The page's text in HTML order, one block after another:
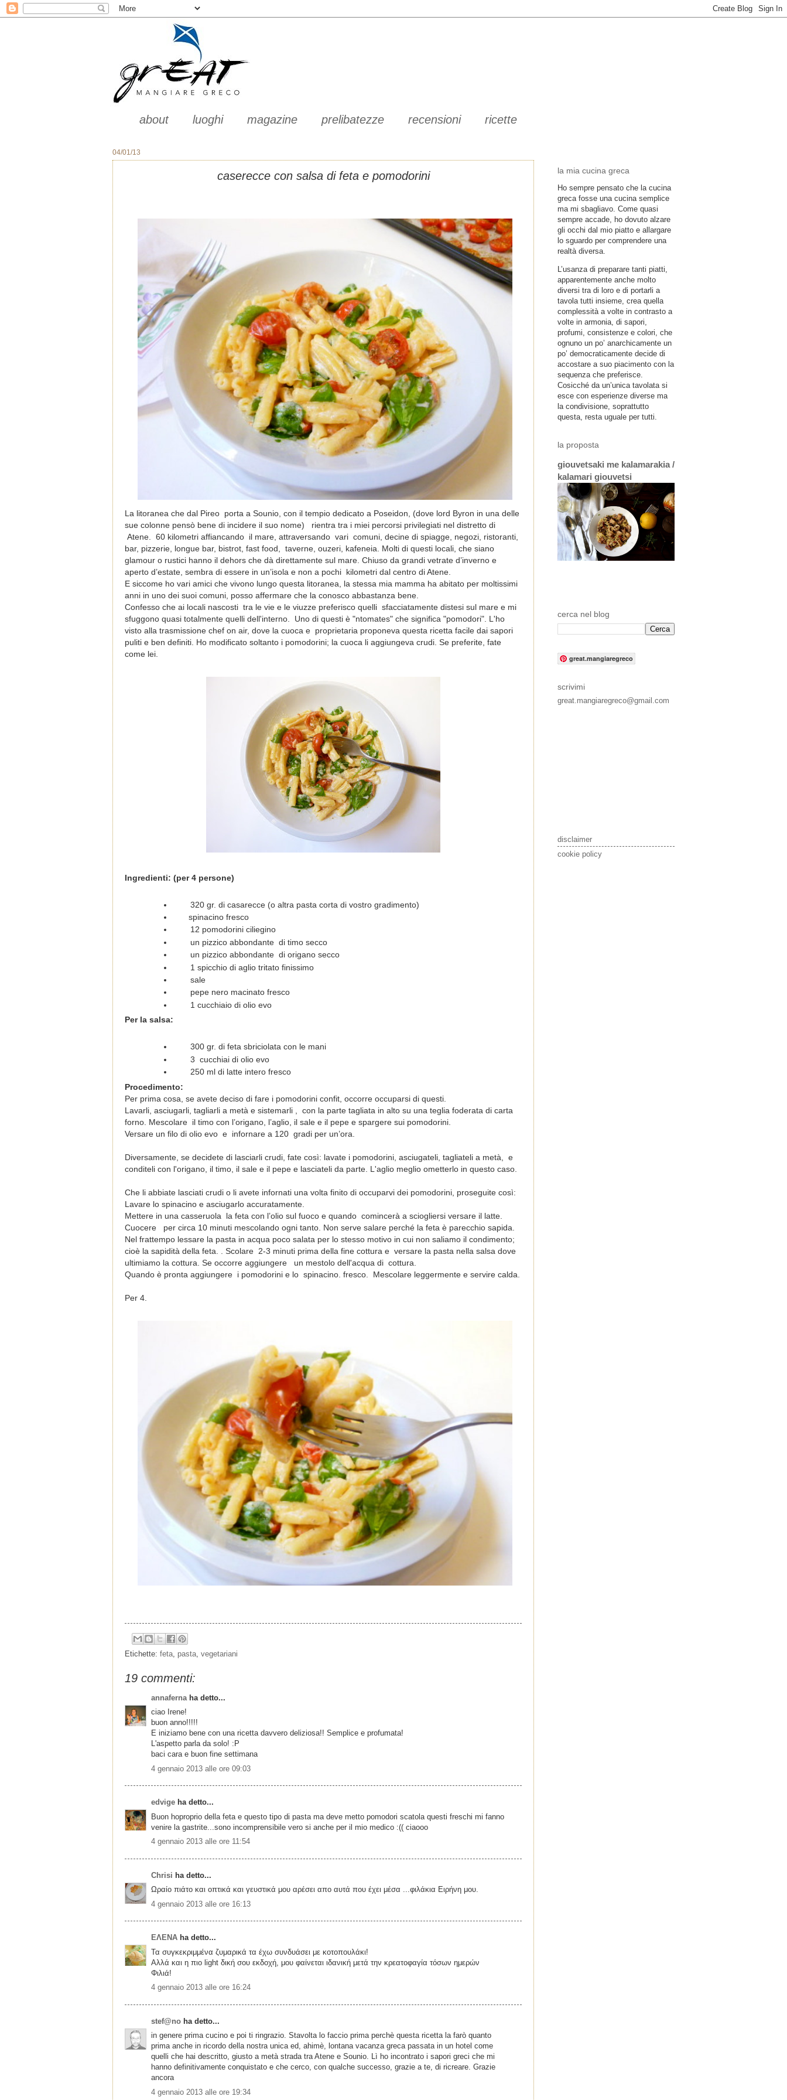
about luoghi magazine prelibatezze recensioni ricette
04/01/13
caserecce con salsa di feta e pomodorini
La litoranea che dal Pireo porta a Sounio, con il tempio dedicato a Poseidon, (dove lord Byron in una delle
sue colonne pensò bene di incidere il suo nome)
rientra tra i miei percorsi privilegiati nel distretto di
Atene.
60 kilometri affiancando il mare, attraversando vari comuni, decine di spiagge, negozi, ristoranti,
bar, pizzerie, longue bar, bistrot, fast food,
taverne, ouzeri, kafeneia. Molti di questi locali, che siano
glamour o rustici hanno il dehors che dà direttamente sul mare. Chiuso da grandi vetrate d’inverno e
aperto d’estate, sembra di essere in un’isola e non a pochi kilometri dal centro di Atene.
E siccome ho vari amici che vivono lungo questa litoranea, la stessa mia mamma ha abitato per moltissimi
anni in uno dei suoi comuni, posso affermare che la conosco abbastanza bene.
Confesso che ai locali nascosti tra le vie e le viuzze preferisco quelli sfacciatamente distesi sul mare e mi
sfuggono quasi totalmente quelli dell'interno. Uno di questi è "ntomates" che significa "pomodori". L'ho
visto alla trasmissione chef on air, dove la cuoca e proprietaria proponeva questa ricetta facile dai sapori
puliti e ben definiti. Ho modificato soltanto i pomodorini; la cuoca li aggiungeva crudi. Se preferite, fate
come lei.
Ingredienti: (per 4 persone)
320 gr. di casarecce (o altra pasta corta di vostro gradimento)
spinacino fresco
12 pomodorini ciliegino
un pizzico abbondante di timo secco
un pizzico abbondante di origano secco
1 spicchio di aglio tritato finissimo
sale
pepe nero macinato fresco
1 cucchiaio di olio evo
Per la salsa:
300 gr. di feta sbriciolata con le mani
3 cucchiai di olio evo
250 ml di latte intero fresco
Procedimento:
Per prima cosa, se avete deciso di fare i pomodorini confit, occorre occuparsi di questi.
Lavarli, asciugarli, tagliarli a metà e sistemarli , con la parte tagliata in alto su una teglia foderata di carta
forno. Mescolare il timo con l’origano, l’aglio, il sale e il pepe e spargere sui pomodorini.
Versare un filo di olio evo e infornare a 120 gradi per un’ora.
Diversamente, se decidete di lasciarli crudi, fate così: lavate i pomodorini, asciugateli, tagliateli a metà, e
conditeli con l'origano, il timo, il sale e il pepe e lasciateli da parte. L'aglio meglio ometterlo in questo caso.
Che li abbiate lasciati crudi o li avete infornati una volta finito di occuparvi dei pomodorini, proseguite così:
Lavare lo spinacino e asciugarlo accuratamente.
Mettere in una casseruola la feta con l’olio sul fuoco e quando comincerà a sciogliersi versare il latte.
Cuocere per circa 10 minuti mescolando ogni tanto. Non serve salare perché la feta è parecchio sapida.
Nel frattempo lessare la pasta in acqua poco salata per lo stesso motivo in cui non saliamo il condimento;
cioè la sapidità della feta. . Scolare 2-3 minuti prima della fine cottura e versare la pasta nella salsa dove
ultimiamo la cottura. Se occorre aggiungere un mestolo dell'acqua di cottura.
Quando è pronta aggiungere i pomodorini e lo spinacino. fresco. Mescolare leggermente e servire calda.
Per 4.
Etichette: feta, pasta, vegetariani
19 commenti:
annaferna ha detto...
ciao Irene!
buon anno!!!!!
E iniziamo bene con una ricetta davvero deliziosa!! Semplice e profumata!
L'aspetto parla da solo! :P
baci cara e buon fine settimana
4 gennaio 2013 alle ore 09:03
edvige ha detto...
Buon hoproprio della feta e questo tipo di pasta ma deve metto pomodori scatola questi freschi mi fanno
venire la gastrite...sono incomprensibile vero si anche per il mio medico :(( ciaooo
4 gennaio 2013 alle ore 11:54
Chrisi ha detto...
Ωραίο πιάτο και οπτικά και γευστικά μου αρέσει απο αυτά που έχει μέσα ...φιλάκια Ειρήνη μου.
4 gennaio 2013 alle ore 16:13
ΕΛΕΝΑ ha detto...
Τα συγκεκριμμένα ζυμαρικά τα έχω συνδυάσει με κοτοπουλάκι!
Αλλά και η πιο light δική σου εκδοχή, μου φαίνεται ιδανική μετά την κρεατοφαγία τόσων ημερών
Φιλιά!
4 gennaio 2013 alle ore 16:24
stef@no ha detto...
in genere prima cucino e poi ti ringrazio. Stavolta lo faccio prima perchè questa ricetta la farò quanto
prima anche in ricordo della nostra unica ed, ahimè, lontana vacanza greca passata in un hotel come
quelli che hai descritto, giusto a metà strada tra Atene e Sounio. Lì ho incontrato i sapori greci che mi
hanno definitivamente conquistato e che cerco, con qualche successo, grazie a te, di ricreare. Grazie
ancora
4 gennaio 2013 alle ore 19:34
la mia cucina greca
Ho sempre pensato che la cucina
greca fosse una cucina semplice
ma mi sbagliavo. Come quasi
sempre accade, ho dovuto alzare
gli occhi dal mio piatto e allargare
lo sguardo per comprendere una
realtà diversa.
L’usanza di preparare tanti piatti,
apparentemente anche molto
diversi tra di loro e di portarli a
tavola tutti insieme, crea quella
complessità a volte in contrasto a
volte in armonia, di sapori,
profumi, consistenze e colori, che
ognuno un po’ anarchicamente un
po’ democraticamente decide di
accostare a suo piacimento con la
sequenza che preferisce.
Cosicché da un’unica tavolata si
esce con esperienze diverse ma
la condivisione, soprattutto
questa, resta uguale per tutti.
la proposta
giouvetsaki me kalamarakia /
kalamari giouvetsi
cerca nel blog
great.mangiaregreco
scrivimi
great.mangiaregreco@gmail.com
disclaimer
cookie policy